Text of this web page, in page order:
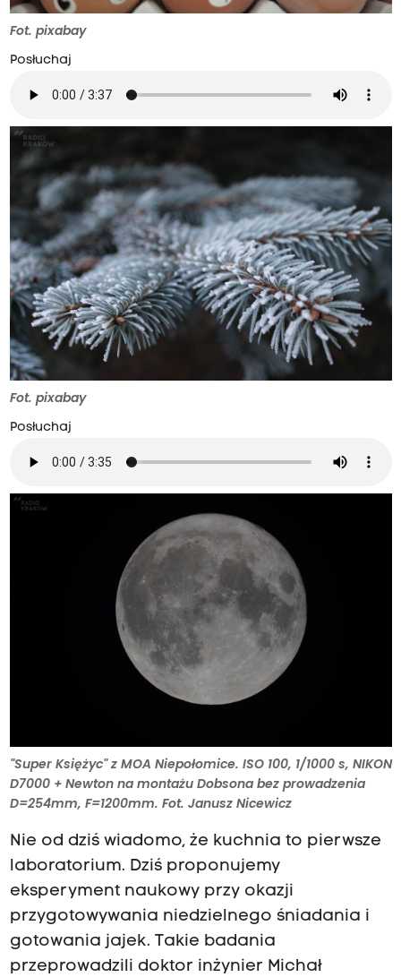
Fot. pixabay
Posłuchaj
Fot. pixabay
Posłuchaj
"Super Księżyc" z MOA Niepołomice. ISO 100, 1/1000 s, NIKON
D7000 + Newton na montażu Dobsona bez prowadzenia
D=254mm, F=1200mm. Fot. Janusz Nicewicz
Nie od dziś wiadomo, że kuchnia to pierwsze
laboratorium. Dziś proponujemy
eksperyment naukowy przy okazji
przygotowywania niedzielnego śniadania i
gotowania jajek. Takie badania
przeprowadzili doktor inżynier Michał